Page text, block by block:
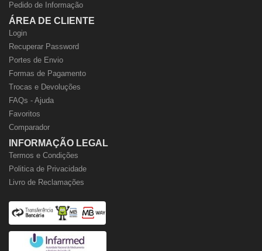
Pedido de Informação
ÁREA DE CLIENTE
Login
Recuperar Password
Portes de Envio
Formas de Pagamento
Trocas e Devoluções
FAQs - Ajuda
Favoritos
Comparador
INFORMAÇÃO LEGAL
Termos e Condições
Politica de Privacidade
Livro de Reclamações